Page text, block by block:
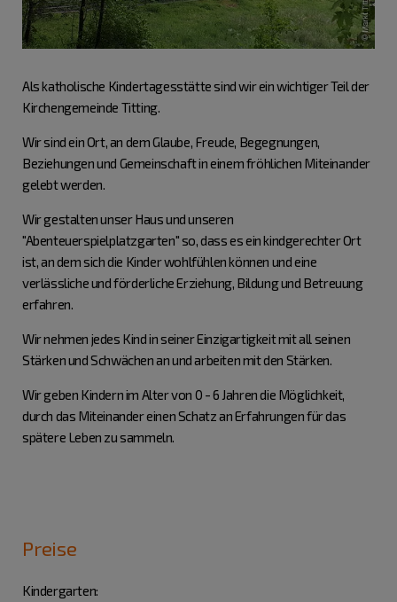
Als katholische Kindertagesstätte sind wir ein wichtiger Teil der
Kirchengemeinde Titting.
Wir sind ein Ort, an dem Glaube, Freude, Begegnungen,
Beziehungen und Gemeinschaft in einem fröhlichen Miteinander
gelebt werden.
Wir gestalten unser Haus und unseren
"Abenteuerspielplatzgarten" so, dass es ein kindgerechter Ort
ist, an dem sich die Kinder wohlfühlen können und eine
verlässliche und förderliche Erziehung, Bildung und Betreuung
erfahren.
Wir nehmen jedes Kind in seiner Einzigartigkeit mit all seinen
Stärken und Schwächen an und arbeiten mit den Stärken.
Wir geben Kindern im Alter von 0 - 6 Jahren die Möglichkeit,
durch das Miteinander einen Schatz an Erfahrungen für das
spätere Leben zu sammeln.
Preise
Kindergarten: